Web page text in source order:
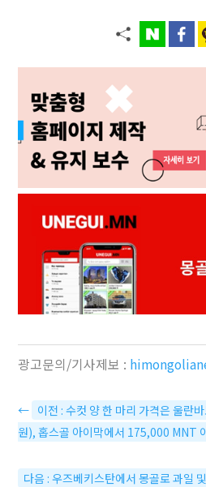
광고문의/기사제보 :
← 이전 : 수컷 양 한 마리 가격은 울란
원), 홉스골 아이막에서 175,000 MNT
다음 : 우즈베키스탄에서 몽골로 과일